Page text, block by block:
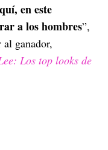
en este
a los hombres”,
ganador,
Los top looks de